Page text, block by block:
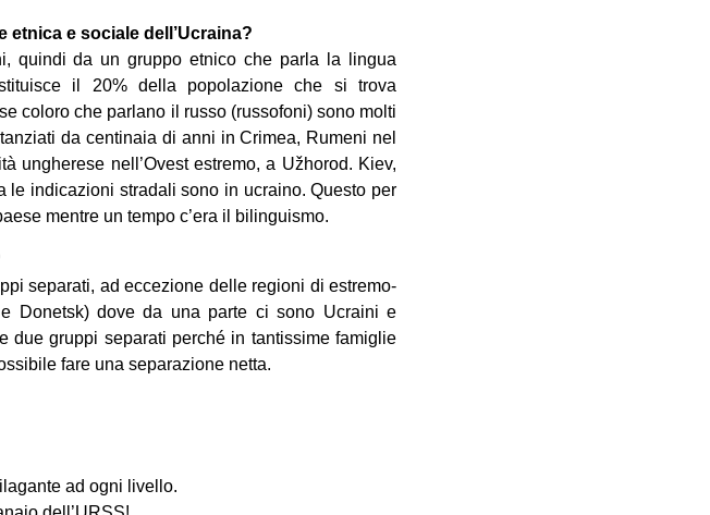
e sociale dell’Ucraina?
quindi da un gruppo etnico che parla la lingua
il 20% della popolazione che si trova
coloro che parlano il russo (russofoni) sono molti
da centinaia di anni in Crimea, Rumeni nel
ungherese nell’Ovest estremo, a Užhorod. Kiev,
le indicazioni stradali sono in ucraino. Questo per
mentre un tempo c’era il bilinguismo.
separati, ad eccezione delle regioni di estremo-
Donetsk) dove da una parte ci sono Ucraini e
due gruppi separati perché in tantissime famiglie
fare una separazione netta.
ad ogni livello.